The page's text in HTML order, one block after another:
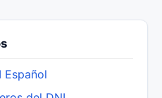
Español